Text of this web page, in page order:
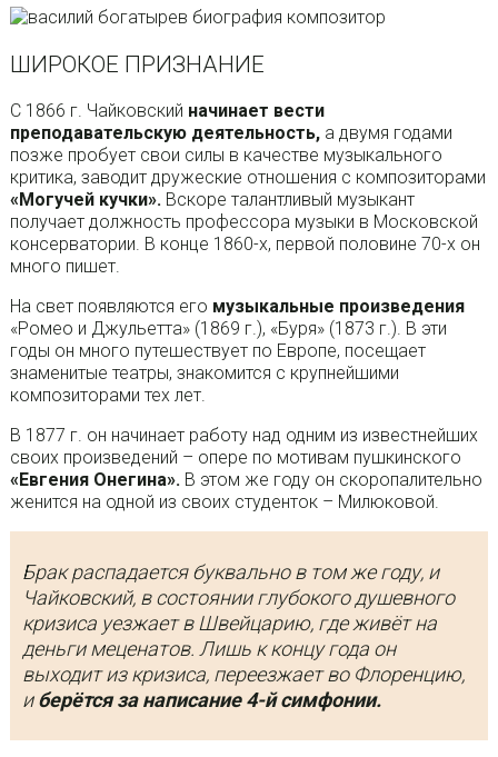
ШИРОКОЕ ПРИЗНАНИЕ
С 1866 г. Чайковский начинает вести
преподавательскую деятельность,а двумя годами
позже пробует свои силы в качестве музыкального
критика, заводит дружеские отношения с композиторами
«Могучей кучки».Вскоре талантливый музыкант
получает должность профессора музыки в Московской
консерватории. В конце 1860-х, первой половине 70-х он
много пишет.
На свет появляются его музыкальные произведения
«Ромео и Джульетта» (1869 г.), «Буря» (1873 г.). В эти
годы он много путешествует по Европе, посещает
знаменитые театры, знакомится с крупнейшими
композиторами тех лет.
В 1877 г. он начинает работу над одним из известнейших
своих произведений – опере по мотивам пушкинского
«Евгения Онегина».В этом же году он скоропалительно
женится на одной из своих студенток – Милюковой.
Брак распадается буквально в том же году, и
Чайковский, в состоянии глубокого душевного
кризиса уезжает в Швейцарию, где живёт на
деньги меценатов. Лишь к концу года он
выходит из кризиса, переезжает во Флоренцию,
иберётся за написание 4-й симфонии.